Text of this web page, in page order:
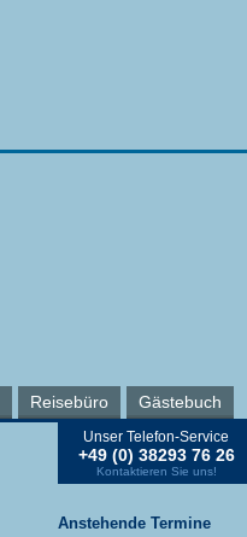
Reisebüro Gästebuch
Unser Telefon-Service
+49 (0) 38293 76 26
Kontaktieren Sie uns!
Anstehende Termine